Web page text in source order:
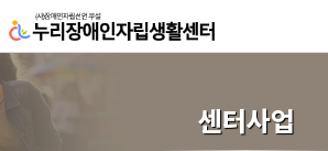
센터사업